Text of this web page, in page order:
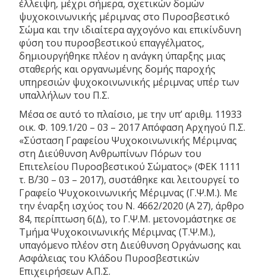
έλλειψη, μέχρι σήμερα, σχετικών δομών
ψυχοκοινωνικής μέριμνας στο Πυροσβεστικό
Σώμα και την ιδιαίτερα αγχογόνο και επικίνδυνη
φύση του πυροσβεστικού επαγγέλματος,
δημιουργήθηκε πλέον η ανάγκη ύπαρξης μιας
σταθερής και οργανωμένης δομής παροχής
υπηρεσιών ψυχοκοινωνικής μέριμνας υπέρ των
υπαλλήλων του Π.Σ.
Μέσα σε αυτό το πλαίσιο, με την υπ’ αριθμ. 11933
οικ. Φ. 109.1/20 – 03 – 2017 Απόφαση Αρχηγού Π.Σ.
«Σύσταση Γραφείου Ψυχοκοινωνικής Μέριμνας
στη Διεύθυνση Ανθρωπίνων Πόρων του
Επιτελείου Πυροσβεστικού Σώματος» (ΦΕΚ 1111
τ. Β΄/30 – 03 – 2017), συστάθηκε και λειτουργεί το
Γραφείο Ψυχοκοινωνικής Μέριμνας (Γ.Ψ.Μ.). Με
την έναρξη ισχύος του Ν. 4662/2020 (Α΄ 27), άρθρο
84, περίπτωση 6(Δ), το Γ.Ψ.Μ. μετονομάστηκε σε
Τμήμα Ψυχοκοινωνικής Μέριμνας (Τ.Ψ.Μ.),
υπαγόμενο πλέον στη Διεύθυνση Οργάνωσης και
Ασφάλειας του Κλάδου Πυροσβεστικών
Επιχειρήσεων Α.Π.Σ.